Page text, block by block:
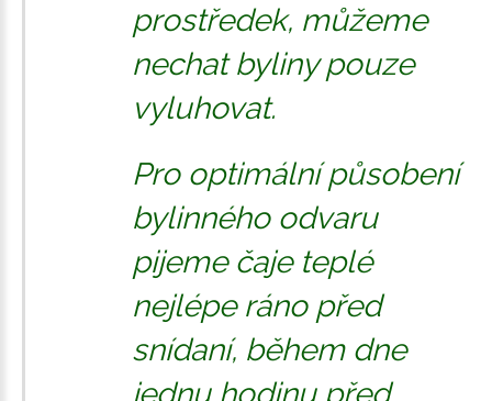
prostředek, můžeme
nechat byliny pouze
vyluhovat.
Pro optimální působení
bylinného odvaru
pijeme čaje teplé
nejlépe ráno před
snídaní, během dne
jednu hodinu před